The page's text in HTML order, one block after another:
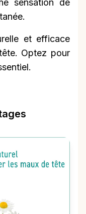
sensation de
et efficace
Optez pour